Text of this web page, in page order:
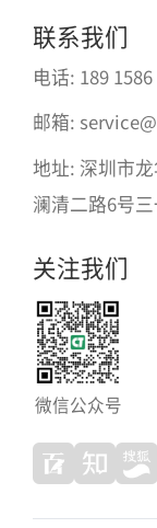
联系我们
电话: 189
邮箱:
地址: 深圳市
澜清二路6号
关注我们
微信公众号